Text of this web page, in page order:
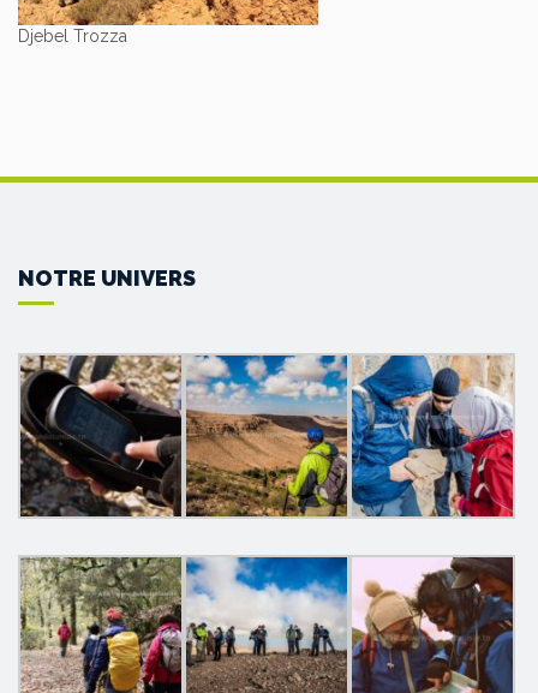
Djebel Trozza
NOTRE UNIVERS